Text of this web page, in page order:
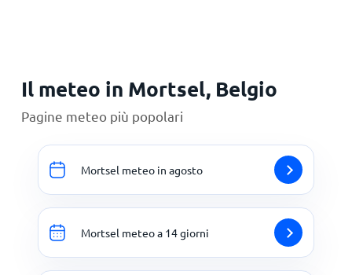
Il meteo in Mortsel, Belgio
Pagine meteo più popolari
Mortsel meteo in agosto
Mortsel meteo a 14 giorni